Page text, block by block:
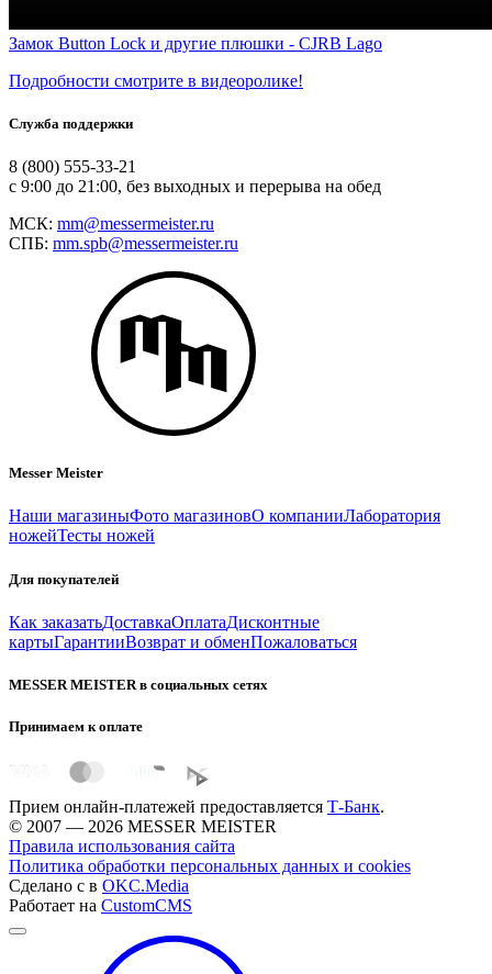
Замок Button Lock и другие плюшки - CJRB Lago
Подробности смотрите в видеоролике!
Служба поддержки
8 (800) 555-33-21
с 9:00 до 21:00, без выходных и перерыва на обед
МСК: mm@messermeister.ru
СПБ: mm.spb@messermeister.ru
Messer Meister
Наши магазиныФото магазиновО компанииЛаборатория
ножейТесты ножей
Для покупателей
Как заказатьДоставкаОплатаДисконтные
картыГарантииВозврат и обменПожаловаться
MESSER MEISTER в социальных сетях
Принимаем к оплате
Прием онлайн-платежей предоставляется Т-Банк.
© 2007 — 2026 MESSER MEISTER
Правила использования сайта
Политика обработки персональных данных и cookies
Сделано с в OKC.Media
Работает на CustomCMS